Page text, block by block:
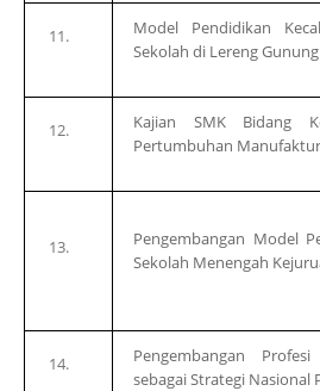
Model Pendidikan
Sekolah di Lereng
Kajian SMK Bidang
Pertumbuhan Manufaktur
Pengembangan Model
Sekolah Menengah
Pengembangan
sebagai Strategi Nasional